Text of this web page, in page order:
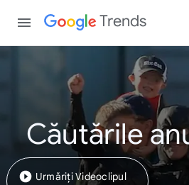
Trends
Căutările
Urmăriți Videoclipul